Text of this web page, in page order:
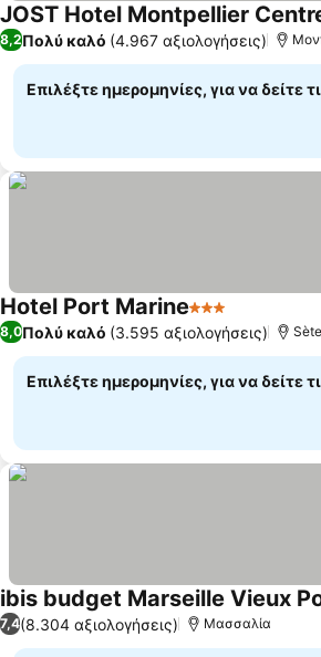
JOST Hotel Montpellier
8,2Πολύ καλό (4.967 αξιολογήσεις)
Επιλέξτε ημερομηνίες, για να δείτε
Hotel Port Marine3 Αστέρια
8,0Πολύ καλό (3.595 αξιολογήσεις) Sète
Επιλέξτε ημερομηνίες, για να δείτε
ibis budget Marseille Vieux
7,4(8.304 αξιολογήσεις) Μασσαλία